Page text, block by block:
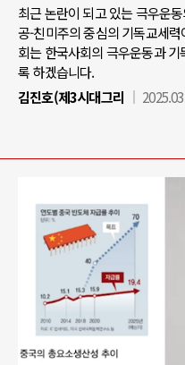
최근 논란이 되고 있는 극우운
공-친미주의 중심의 기독교세
회는 한국사회의 극우운동과
록 하겠습니다.
김진호(제3시대그리